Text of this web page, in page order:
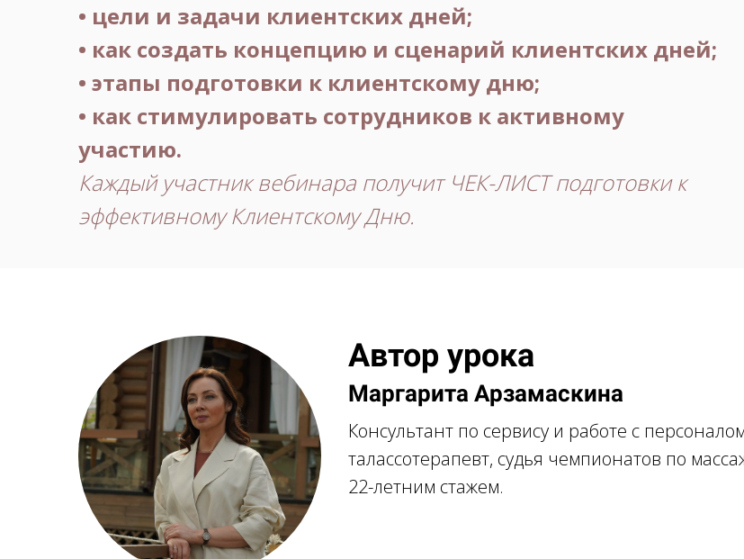
• цели и задачи клиентских дней;
• как создать концепцию и сценарий клиентских дней;
• этапы подготовки к клиентскому дню;
• как стимулировать сотрудников к активному
участию.
Каждый участник вебинара получит ЧЕК-ЛИСТ подготовки к
эффективному Клиентскому Дню.
Автор урока
Маргарита Арзамаскина
Консультант по сервису и работе с
талассотерапевт, судья чемпионатов по
22-летним стажем.